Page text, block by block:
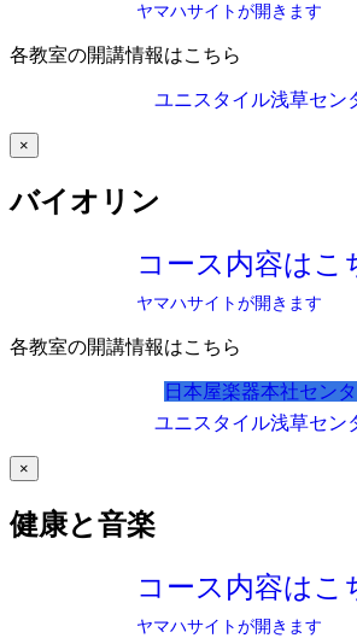
ヤマハサイトが開きます
各教室の開講情報はこちら
ユニスタイル浅草セン
×
バイオリン
コース内容はこ
ヤマハサイトが開きます
各教室の開講情報はこちら
日本屋楽器本社セン
ユニスタイル浅草セン
×
健康と音楽
コース内容はこ
ヤマハサイトが開きます